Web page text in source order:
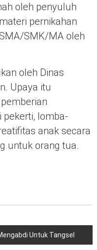
oleh penyuluh
pernikahan
SMK/MA oleh
oleh Dinas
Upaya itu
pekerti, lomba-
anak secara
untuk orang tua.
Untuk Tangsel